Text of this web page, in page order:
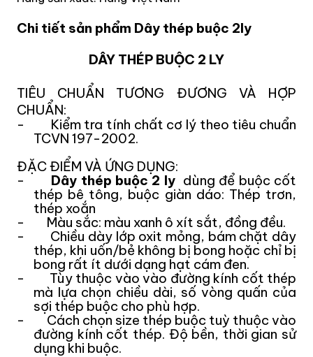
Chi tiết sản phẩm Dây thép buộc 2ly
DÂY THÉP BUỘC 2 LY
TIÊU CHUẨN TƯƠNG ĐƯƠNG VÀ HỢP
CHUẨN:
- Kiểm tra tính chất cơ lý theo tiêu chuẩn
TCVN 197-2002.
ĐẶC ĐIỂM VÀ ỨNG DỤNG:
- Dây thép buộc 2 lydùng để buộc cốt
thép bê tông, buộc giàn dáo: Thép trơn,
thép xoắn
- Màu sắc: màu xanh ô xít sắt, đồng đều.
- Chiều dày lớp oxit mỏng, bám chặt dây
thép, khi uốn/bẻ không bị bong hoặc chỉ bị
bong rất ít dưới dạng hạt cám đen.
- Tùy thuộc vào vào đường kính cốt thép
mà lựa chọn chiều dài, số vòng quấn của
sợi thép buộc cho phù hợp.
- Cách chọn size thép buộc tuỳ thuộc vào
đường kính cốt thép. Độ bền, thời gian sử
dụng khi buộc.